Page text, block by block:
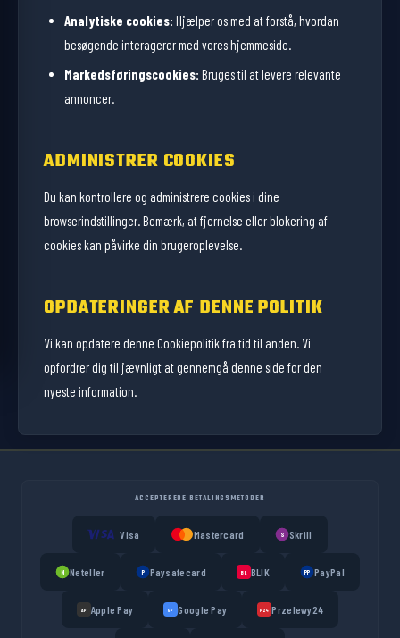
Analytiske cookies: Hjælper os med at forstå, hvordan
besøgende interagerer med vores hjemmeside.
Markedsføringscookies: Bruges til at levere relevante
annoncer.
ADMINISTRER COOKIES
Du kan kontrollere og administrere cookies i dine
browserindstillinger. Bemærk, at fjernelse eller blokering af
cookies kan påvirke din brugeroplevelse.
OPDATERINGER AF DENNE POLITIK
Vi kan opdatere denne Cookiepolitik fra tid til anden. Vi
opfordrer dig til jævnligt at gennemgå denne side for den
nyeste information.
ACCEPTEREDE BETALINGSMETODER
Visa Mastercard S Skrill
N Neteller P Paysafecard BL BLIK PP PayPal
AP Apple Pay GP Google Pay P24 Przelewy24